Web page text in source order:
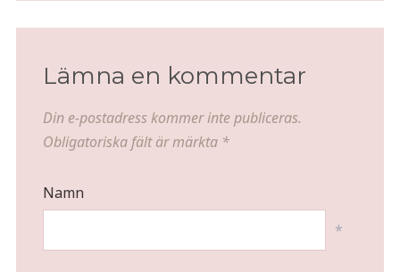
Lämna en kommentar
Din e-postadress kommer inte publiceras.
Obligatoriska fält är märkta *
Namn
*